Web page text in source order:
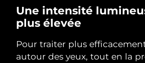
Une intensité
plus élevée
Pour traiter plus
autour des yeux, tout en la